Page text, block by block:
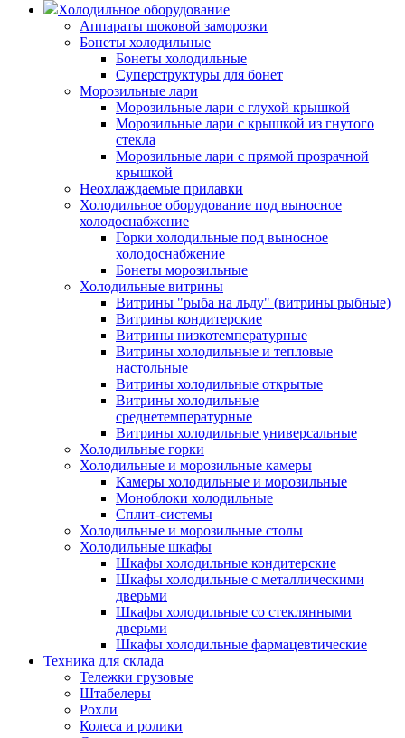
Холодильное оборудование
Аппараты шоковой заморозки
Бонеты холодильные
Бонеты холодильные
Суперструктуры для бонет
Морозильные лари
Морозильные лари с глухой крышкой
Морозильные лари с крышкой из гнутого
стекла
Морозильные лари с прямой прозрачной
крышкой
Неохлаждаемые прилавки
Холодильное оборудование под выносное
холодоснабжение
Горки холодильные под выносное
холодоснабжение
Бонеты морозильные
Холодильные витрины
Витрины "рыба на льду" (витрины рыбные)
Витрины кондитерские
Витрины низкотемпературные
Витрины холодильные и тепловые
настольные
Витрины холодильные открытые
Витрины холодильные
среднетемпературные
Витрины холодильные универсальные
Холодильные горки
Холодильные и морозильные камеры
Камеры холодильные и морозильные
Моноблоки холодильные
Сплит-системы
Холодильные и морозильные столы
Холодильные шкафы
Шкафы холодильные кондитерские
Шкафы холодильные с металлическими
дверьми
Шкафы холодильные со стеклянными
дверьми
Шкафы холодильные фармацевтические
Техника для склада
Тележки грузовые
Штабелеры
Рохли
Колеса и ролики